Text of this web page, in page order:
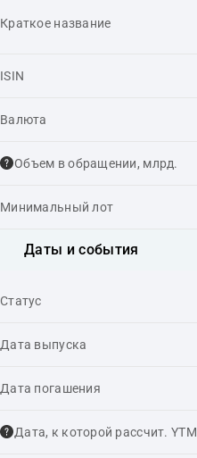
Краткое название
ISIN
Валюта
Объем в обращении, млрд.
Минимальный лот
Даты и события
Статус
Дата выпуска
Дата погашения
Дата, к которой рассчит. YTM